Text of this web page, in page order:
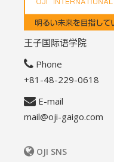
王子国际语学院
Phone
+81-48-229-0618
E-mail
mail@oji-gaigo.com
OJI SNS